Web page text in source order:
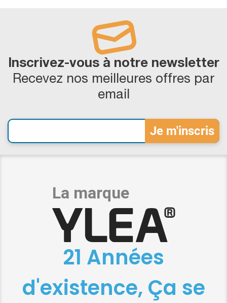
Inscrivez-vous à notre newsletter
Recevez nos meilleures offres par
email
21 Années
d'existence, Ça se